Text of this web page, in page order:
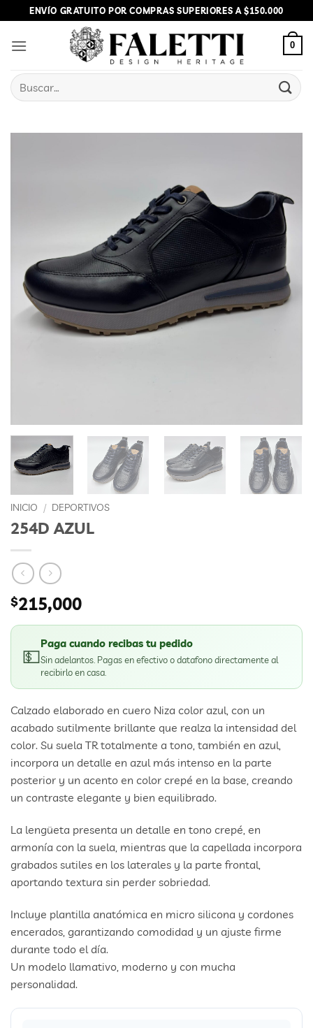
to
content
ENVÍO GRATUITO POR COMPRAS SUPERIORES A $150.000
0
Buscar
por:
INICIO / DEPORTIVOS
254D AZUL
$215,000
💵
Paga cuando recibas tu pedido
Sin adelantos. Pagas en efectivo o datafono directamente al
recibirlo en casa.
Calzado elaborado en cuero Niza color azul, con un
acabado sutilmente brillante que realza la intensidad del
color. Su suela TR totalmente a tono, también en azul,
incorpora un detalle en azul más intenso en la parte
posterior y un acento en color crepé en la base, creando
un contraste elegante y bien equilibrado.
La lengüeta presenta un detalle en tono crepé, en
armonía con la suela, mientras que la capellada incorpora
grabados sutiles en los laterales y la parte frontal,
aportando textura sin perder sobriedad.
Incluye plantilla anatómica en micro silicona y cordones
encerados, garantizando comodidad y un ajuste firme
durante todo el día.
Un modelo llamativo, moderno y con mucha
personalidad.